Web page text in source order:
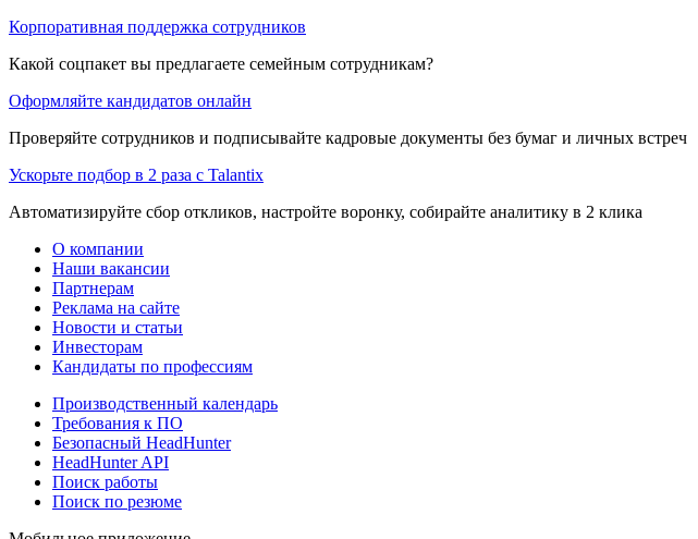
Корпоративная поддержка сотрудников
Какой соцпакет вы предлагаете семейным сотрудникам?
Оформляйте кандидатов онлайн
Проверяйте сотрудников и подписывайте кадровые документы без бумаг и личных встреч
Ускорьте подбор в 2 раза с Talantix
Автоматизируйте сбор откликов, настройте воронку, собирайте аналитику в 2 клика
О компании
Наши вакансии
Партнерам
Реклама на сайте
Новости и статьи
Инвесторам
Кандидаты по профессиям
Производственный календарь
Требования к ПО
Безопасный HeadHunter
HeadHunter API
Поиск работы
Поиск по резюме